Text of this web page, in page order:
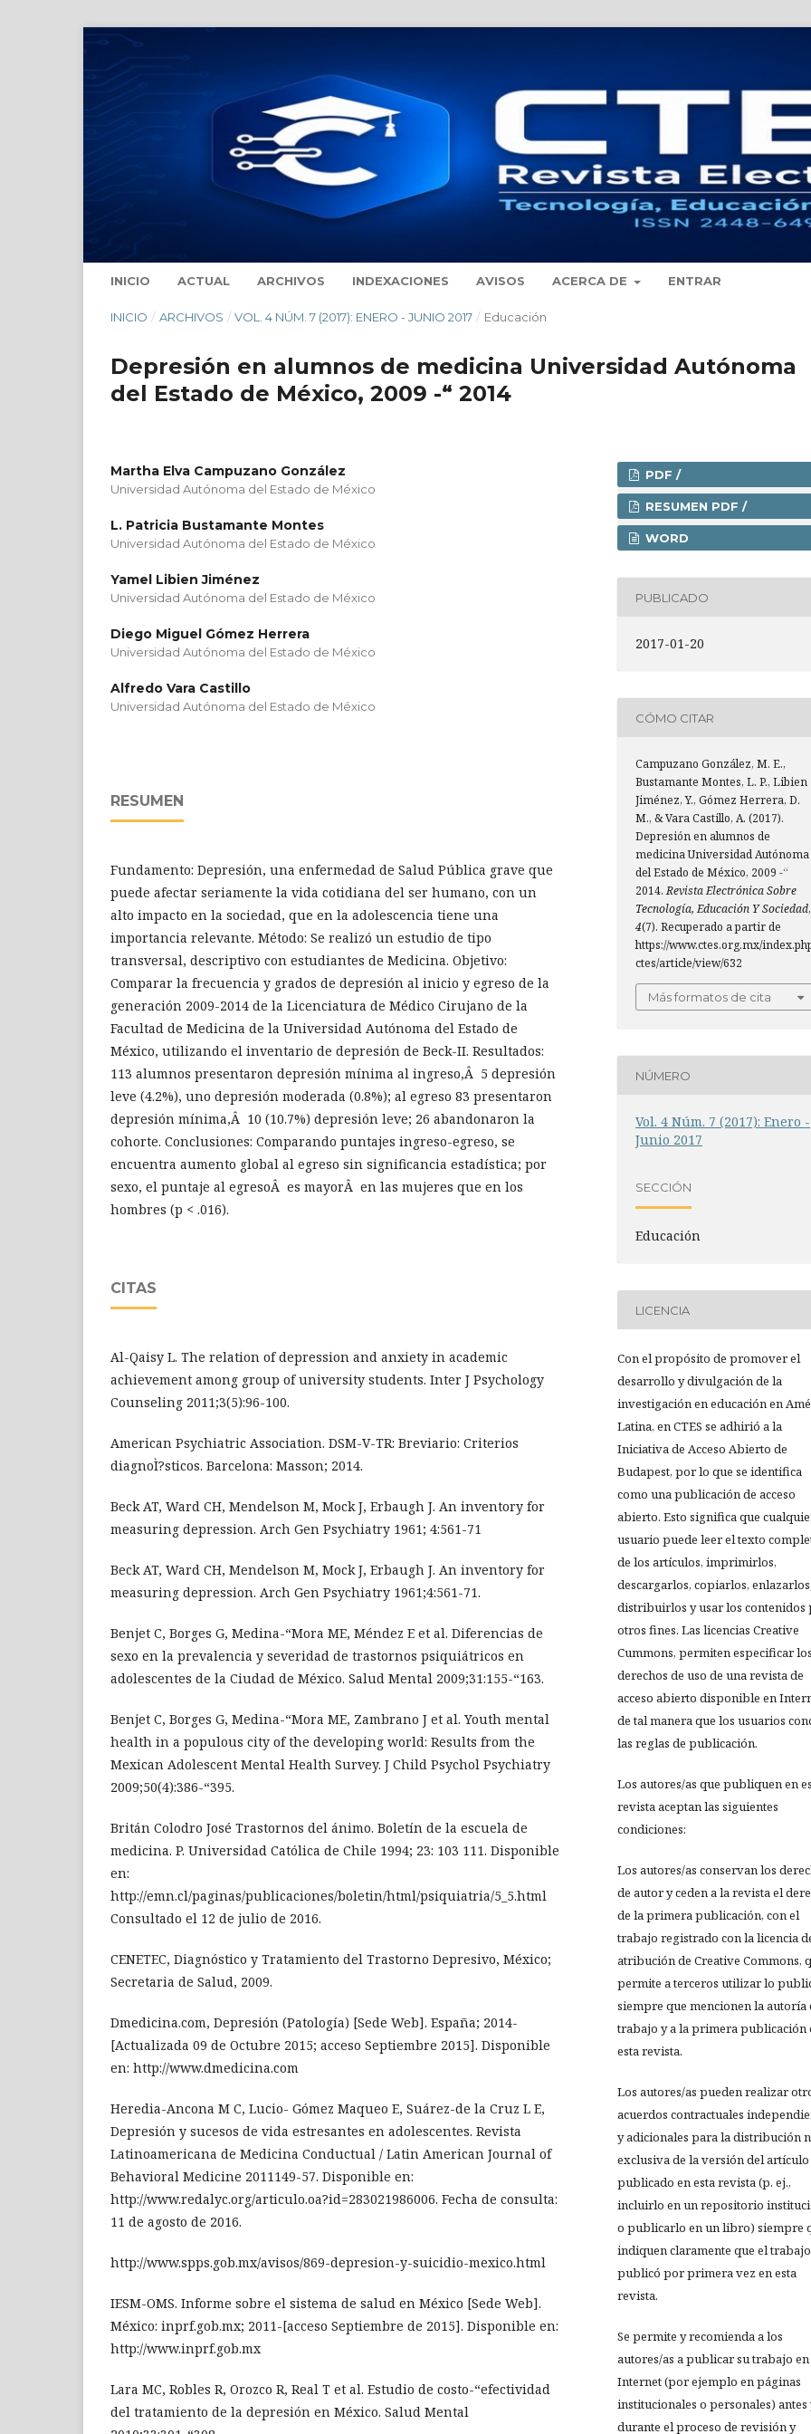
INICIO ACTUAL ARCHIVOS INDEXACIONES AVISOS ACERCA DE ENTRAR
INICIO / ARCHIVOS / VOL. 4 NÚM. 7 (2017): ENERO - JUNIO 2017 / Educación
Depresión en alumnos de medicina Universidad Autónoma
del Estado de México, 2009 -“ 2014
Martha Elva Campuzano González
Universidad Autónoma del Estado de México
L. Patricia Bustamante Montes
Universidad Autónoma del Estado de México
Yamel Libien Jiménez
Universidad Autónoma del Estado de México
Diego Miguel Gómez Herrera
Universidad Autónoma del Estado de México
Alfredo Vara Castillo
Universidad Autónoma del Estado de México
RESUMEN
Fundamento: Depresión, una enfermedad de Salud Pública grave que
puede afectar seriamente la vida cotidiana del ser humano, con un
alto impacto en la sociedad, que en la adolescencia tiene una
importancia relevante. Método: Se realizó un estudio de tipo
transversal, descriptivo con estudiantes de Medicina. Objetivo:
Comparar la frecuencia y grados de depresión al inicio y egreso de la
generación 2009-2014 de la Licenciatura de Médico Cirujano de la
Facultad de Medicina de la Universidad Autónoma del Estado de
México, utilizando el inventario de depresión de Beck-II. Resultados:
113 alumnos presentaron depresión mínima al ingreso,Â 5 depresión
leve (4.2%), uno depresión moderada (0.8%); al egreso 83 presentaron
depresión mínima,Â 10 (10.7%) depresión leve; 26 abandonaron la
cohorte. Conclusiones: Comparando puntajes ingreso-egreso, se
encuentra aumento global al egreso sin significancia estadística; por
sexo, el puntaje al egresoÂ es mayorÂ en las mujeres que en los
hombres (p < .016).
CITAS
Al-Qaisy L. The relation of depression and anxiety in academic
achievement among group of university students. Inter J Psychology
Counseling 2011;3(5):96-100.
American Psychiatric Association. DSM-V-TR: Breviario: Criterios
diagnoÌ?sticos. Barcelona: Masson; 2014.
Beck AT, Ward CH, Mendelson M, Mock J, Erbaugh J. An inventory for
measuring depression. Arch Gen Psychiatry 1961; 4:561-71
Beck AT, Ward CH, Mendelson M, Mock J, Erbaugh J. An inventory for
measuring depression. Arch Gen Psychiatry 1961;4:561-71.
Benjet C, Borges G, Medina-“Mora ME, Méndez E et al. Diferencias de
sexo en la prevalencia y severidad de trastornos psiquiátricos en
adolescentes de la Ciudad de México. Salud Mental 2009;31:155-“163.
Benjet C, Borges G, Medina-“Mora ME, Zambrano J et al. Youth mental
health in a populous city of the developing world: Results from the
Mexican Adolescent Mental Health Survey. J Child Psychol Psychiatry
2009;50(4):386-“395.
Britán Colodro José Trastornos del ánimo. Boletín de la escuela de
medicina. P. Universidad Católica de Chile 1994; 23: 103 111. Disponible
en:
http://emn.cl/paginas/publicaciones/boletin/html/psiquiatria/5_5.html
Consultado el 12 de julio de 2016.
CENETEC, Diagnóstico y Tratamiento del Trastorno Depresivo, México;
Secretaria de Salud, 2009.
Dmedicina.com, Depresión (Patología) [Sede Web]. España; 2014-
[Actualizada 09 de Octubre 2015; acceso Septiembre 2015]. Disponible
en: http://www.dmedicina.com
Heredia-Ancona M C, Lucio- Gómez Maqueo E, Suárez-de la Cruz L E,
Depresión y sucesos de vida estresantes en adolescentes. Revista
Latinoamericana de Medicina Conductual / Latin American Journal of
Behavioral Medicine 2011149-57. Disponible en:
http://www.redalyc.org/articulo.oa?id=283021986006. Fecha de consulta:
11 de agosto de 2016.
http://www.spps.gob.mx/avisos/869-depresion-y-suicidio-mexico.html
IESM-OMS. Informe sobre el sistema de salud en México [Sede Web].
México: inprf.gob.mx; 2011-[acceso Septiembre de 2015]. Disponible en:
http://www.inprf.gob.mx
Lara MC, Robles R, Orozco R, Real T et al. Estudio de costo-“efectividad
del tratamiento de la depresión en México. Salud Mental
PDF /
RESUMEN PDF /
WORD
PUBLICADO
2017-01-20
CÓMO CITAR
Campuzano González, M. E.,
Bustamante Montes, L. P., Libien
Jiménez, Y., Gómez Herrera, D.
M., & Vara Castillo, A. (2017).
Depresión en alumnos de
medicina Universidad Autónoma
del Estado de México, 2009 -“
2014.Revista Electrónica Sobre
Tecnología, Educación Y Sociedad,
4(7). Recuperado a partir de
https://www.ctes.org.mx/
ctes/article/view/632
Más formatos de cita
NÚMERO
Vol. 4 Núm. 7 (2017): Enero -
Junio 2017
SECCIÓN
Educación
LICENCIA
Con el propósito de promover el
desarrollo y divulgación de la
investigación en educación en
Latina, en CTES se adhirió a la
Iniciativa de Acceso Abierto de
Budapest, por lo que se identifica
como una publicación de acceso
abierto. Esto significa que
usuario puede leer el texto
de los artículos, imprimirlos,
descargarlos, copiarlos, enlazarlos,
distribuirlos y usar los contenidos
otros fines. Las licencias Creative
Cummons, permiten especificar los
derechos de uso de una revista de
acceso abierto disponible en
de tal manera que los usuarios
las reglas de publicación.
Los autores/as que publiquen en
revista aceptan las siguientes
condiciones:
Los autores/as conservan los
de autor y ceden a la revista el
de la primera publicación, con el
trabajo registrado con la licencia
atribución de Creative Commons,
permite a terceros utilizar lo
siempre que mencionen la autoría
trabajo y a la primera publicación
esta revista.
Los autores/as pueden realizar
acuerdos contractuales
y adicionales para la distribución
exclusiva de la versión del artículo
publicado en esta revista (p. ej.,
incluirlo en un repositorio
o publicarlo en un libro) siempre
indiquen claramente que el trabajo
publicó por primera vez en esta
revista.
Se permite y recomienda a los
autores/as a publicar su trabajo en
Internet (por ejemplo en páginas
institucionales o personales) antes
durante el proceso de revisión y